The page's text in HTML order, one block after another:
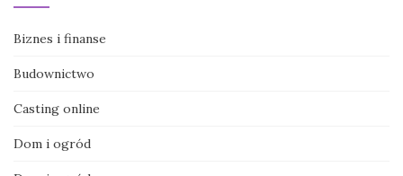
Biznes i finanse
Budownictwo
Casting online
Dom i ogród